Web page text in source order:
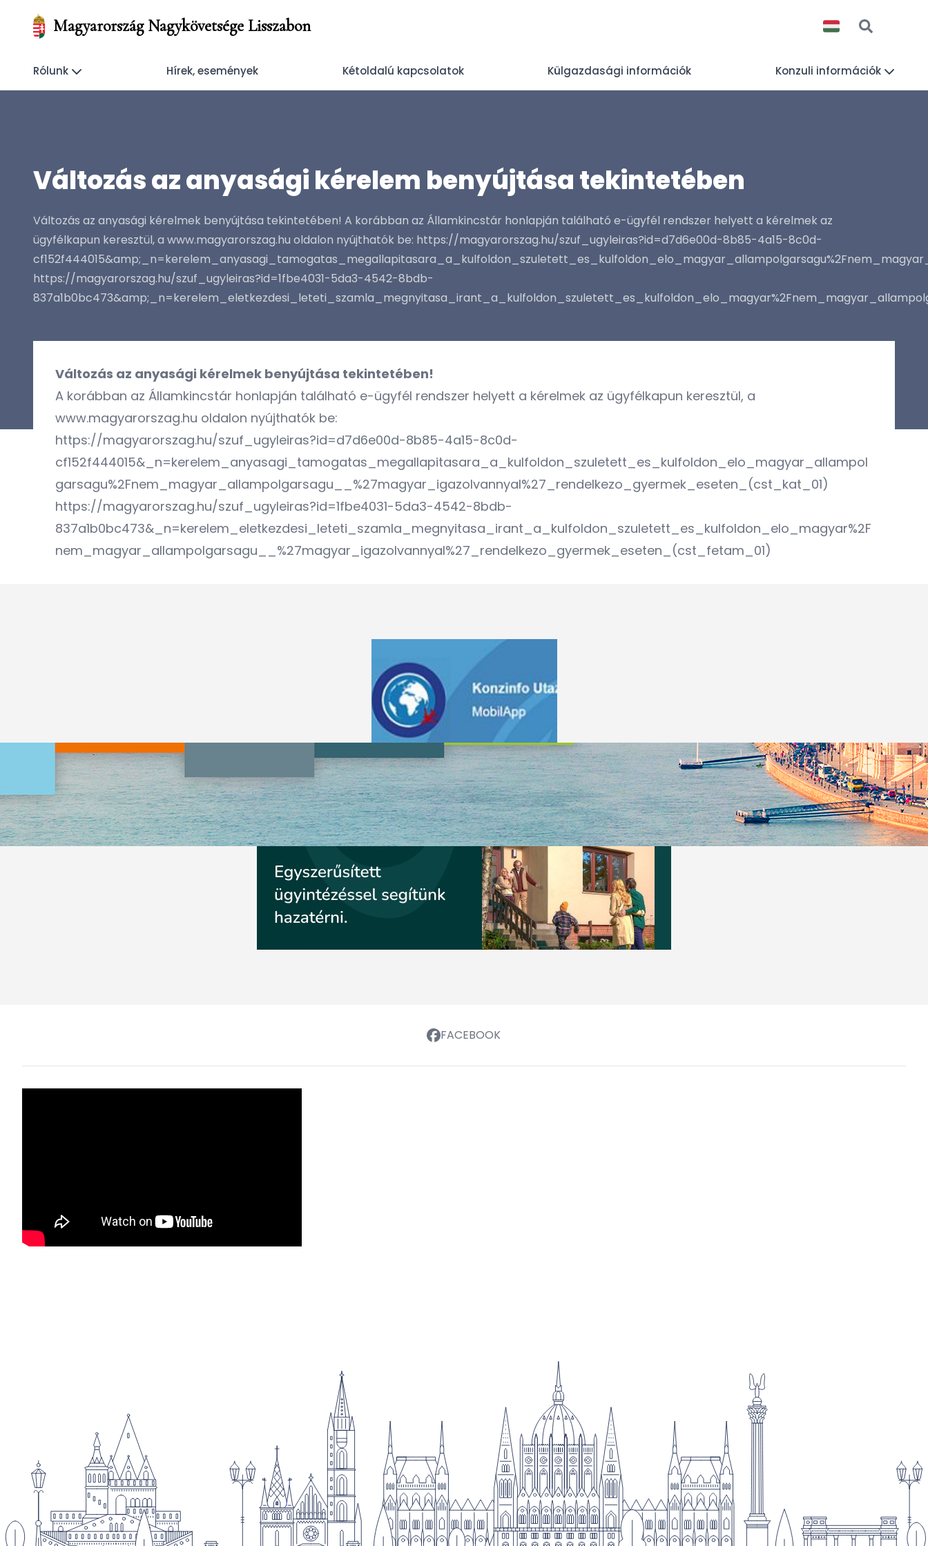
Magyarország Nagykövetsége Lisszabon
Rólunk Hírek, események Kétoldalú kapcsolatok Külgazdasági információk Konzuli információk
Változás az anyasági kérelem benyújtása tekintetében
Változás az anyasági kérelmek benyújtása tekintetében! A korábban az Államkincstár honlapján található e-ügyfél rendszer helyett a kérelmek az
ügyfélkapun keresztül, a www.magyarorszag.hu oldalon nyújthatók be: https://magyarorszag.hu/szuf_ugyleiras?id=d7d6e00d-8b85-4a15-8c0d-
https://magyarorszag.hu/szuf_ugyleiras?id=1fbe4031-5da3-4542-8bdb-
Változás az anyasági kérelmek benyújtása tekintetében!
A korábban az Államkincstár honlapján található e-ügyfél rendszer helyett a kérelmek az ügyfélkapun keresztül, a
www.magyarorszag.hu oldalon nyújthatók be:
https://magyarorszag.hu/szuf_ugyleiras?id=d7d6e00d-8b85-4a15-8c0d-
cf152f444015&_n=kerelem_anyasagi_tamogatas_megallapitasara_a_kulfoldon_szuletett_es_kulfoldon_elo_magyar_allampol
garsagu%2Fnem_magyar_allampolgarsagu__%27magyar_igazolvannyal%27_rendelkezo_gyermek_eseten_(cst_kat_01)
https://magyarorszag.hu/szuf_ugyleiras?id=1fbe4031-5da3-4542-8bdb-
837a1b0bc473&_n=kerelem_eletkezdesi_leteti_szamla_megnyitasa_irant_a_kulfoldon_szuletett_es_kulfoldon_elo_magyar%2F
nem_magyar_allampolgarsagu__%27magyar_igazolvannyal%27_rendelkezo_gyermek_eseten_(cst_fetam_01)
FACEBOOK